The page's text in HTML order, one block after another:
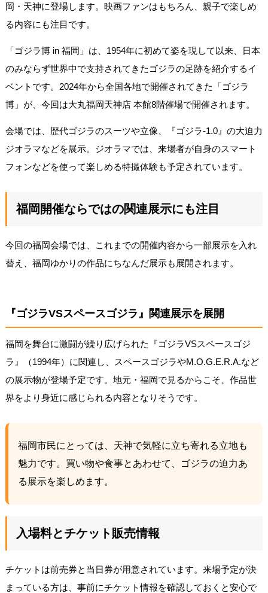
岡・天神に登場します。映画ファンはもちろん、親子で楽しめ
る内容にも注目です。
「ゴジラ博 in 福岡」は、1954年に初めて姿を現して以来、日本
のみならず世界中で支持されてきたゴジラの足跡を紹介するイ
ベントです。2024年から全国各地で開催されてきた「ゴジラ
博」が、今回は大丸福岡天神店 本館8階催場で開催されます。
会場では、歴代ゴジラのスーツや立像、『ゴジラ-1.0』の大迫力
ジオラマなどを展示。ジオラマでは、来場者が自身のスマート
フォンなどを使って楽しめる特撮体験も予定されています。
福岡開催ならではの関連展示にも注目
今回の福岡会場では、これまでの開催内容から一部展示を入れ
替え、福岡ゆかりの作品にちなんだ展示も展開されます。
『ゴジラVSスペースゴジラ』関連展示を展開
福岡を舞台に激闘が繰り広げられた『ゴジラVSスペースゴジ
ラ』（1994年）に関連し、スペースゴジラやM.O.G.E.R.A.など
の展示物が登場予定です。地元・福岡で見るからこそ、作品世
界をより身近に感じられる内容となりそうです。
福岡市民にとっては、天神で気軽に立ち寄れる立地も
魅力です。買い物や食事とあわせて、ゴジラの迫力あ
る展示を楽しめます。
入場料とチケット販売情報
チケットは前売券と当日券が用意されています。来場予定が決
まっている方は、事前にチケット情報を確認しておくと安心で